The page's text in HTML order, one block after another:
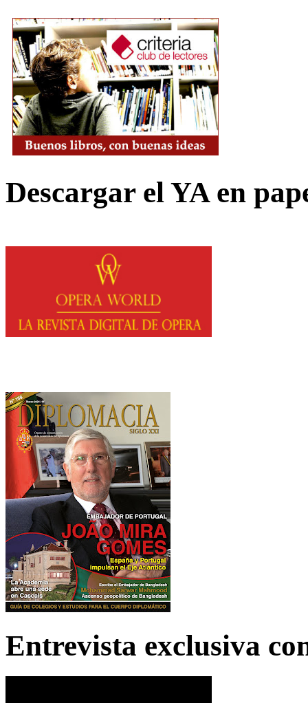
Descargar el YA en
Entrevista exclusiva